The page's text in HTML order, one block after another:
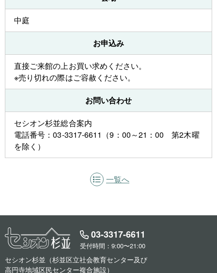
中庭
お申込み
直接ご来館の上お買い求めください。
※売り切れの際はご容赦ください。
お問い合わせ
セシオン杉並総合案内
電話番号：03-3317-6611（9：00～21：00 第2木曜
を除く）
一覧へ
03-3317-6611
受付時間：9:00〜21:00
セシオン杉並（杉並区立社会教育センター及び
高円寺地域区民センター複合施設）